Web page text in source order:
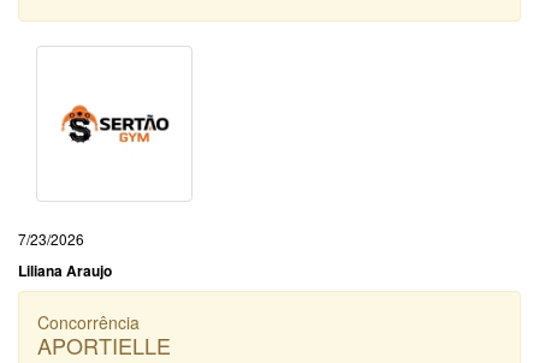
7/23/2026
Liliana Araujo
Concorrência
APORTIELLE